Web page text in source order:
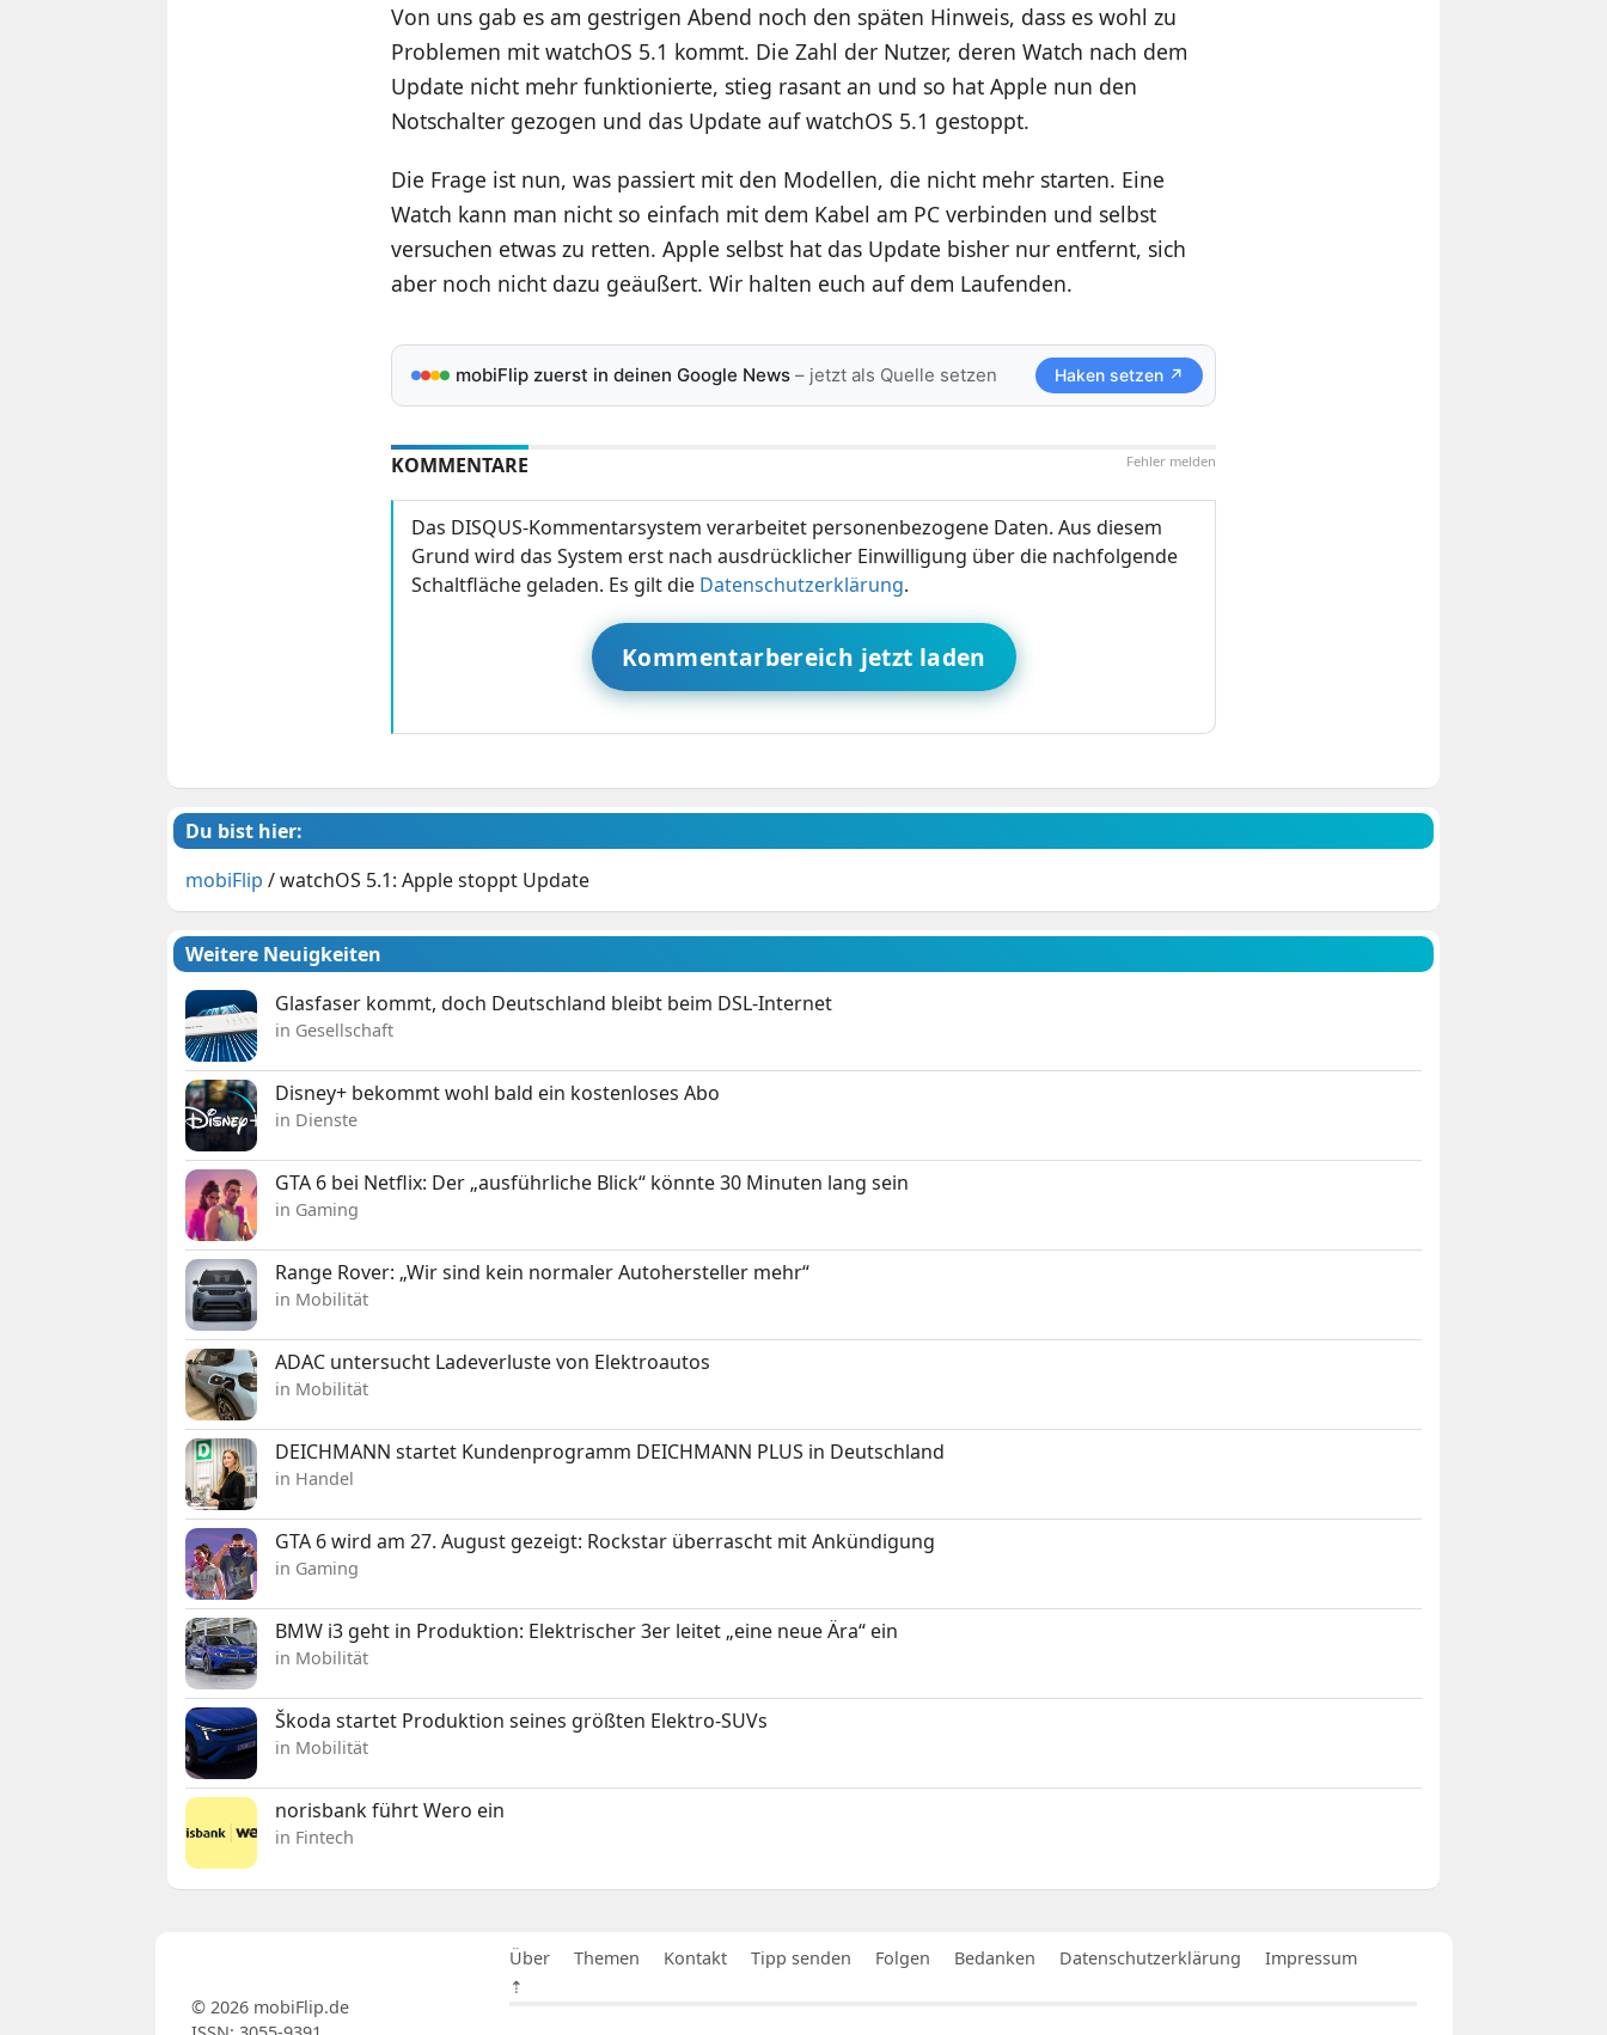
Von uns gab es am gestrigen Abend noch den späten Hinweis, dass es wohl zu
Problemen mit watchOS 5.1 kommt. Die Zahl der Nutzer, deren Watch nach dem
Update nicht mehr funktionierte, stieg rasant an und so hat Apple nun den
Notschalter gezogen und das Update auf watchOS 5.1 gestoppt.
Die Frage ist nun, was passiert mit den Modellen, die nicht mehr starten. Eine
Watch kann man nicht so einfach mit dem Kabel am PC verbinden und selbst
versuchen etwas zu retten. Apple selbst hat das Update bisher nur entfernt, sich
aber noch nicht dazu geäußert. Wir halten euch auf dem Laufenden.
mobiFlip zuerst in deinen Google News– jetzt als Quelle setzen Haken setzen ↗
Fehler melden
KOMMENTARE
Das DISQUS-Kommentarsystem verarbeitet personenbezogene Daten. Aus diesem
Grund wird das System erst nach ausdrücklicher Einwilligung über die nachfolgende
Schaltfläche geladen. Es gilt die Datenschutzerklärung.
Kommentarbereich jetzt laden
Du bist hier:
mobiFlip /watchOS 5.1: Apple stoppt Update
Weitere Neuigkeiten
Glasfaser kommt, doch Deutschland bleibt beim DSL-Internet
in Gesellschaft
Disney+ bekommt wohl bald ein kostenloses Abo
in Dienste
GTA 6 bei Netflix: Der „ausführliche Blick“ könnte 30 Minuten lang sein
in Gaming
Range Rover: „Wir sind kein normaler Autohersteller mehr“
in Mobilität
ADAC untersucht Ladeverluste von Elektroautos
in Mobilität
DEICHMANN startet Kundenprogramm DEICHMANN PLUS in Deutschland
in Handel
GTA 6 wird am 27. August gezeigt: Rockstar überrascht mit Ankündigung
in Gaming
BMW i3 geht in Produktion: Elektrischer 3er leitet „eine neue Ära“ ein
in Mobilität
Škoda startet Produktion seines größten Elektro-SUVs
in Mobilität
norisbank führt Wero ein
in Fintech
Über Themen Kontakt Tipp senden Folgen Bedanken Datenschutzerklärung
Impressum
⇡
© 2026 mobiFlip.de